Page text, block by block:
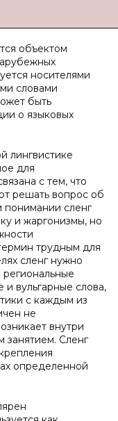
объектом
носителями
словами
быть
о языковых
лингвистике
для
с тем, что
решать вопрос об
понимании сленг
и жаргонизмы, но
трудным для
сленг нужно
региональные
вульгарные слова,
с каждым из
не
внутри
Сленг
определенной